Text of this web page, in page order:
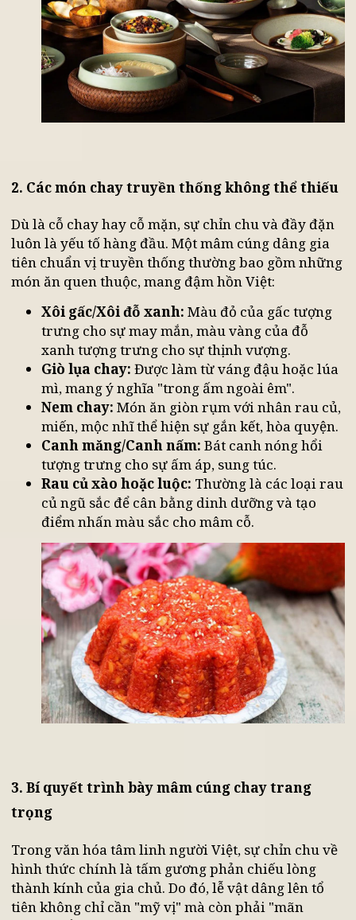
2. Các món chay truyền thống không thể thiếu
Dù là cỗ chay hay cỗ mặn, sự chỉn chu và đầy đặn
luôn là yếu tố hàng đầu. Một mâm cúng dâng gia
tiên chuẩn vị truyền thống thường bao gồm
món ăn quen thuộc, mang đậm hồn Việt:
Xôi gấc/Xôi đỗ xanh:Màu đỏ của gấc tượng
trưng cho sự may mắn, màu vàng của đỗ
xanh tượng trưng cho sự thịnh vượng.
Giò lụa chay:Được làm từ váng đậu hoặc lúa
mì, mang ý nghĩa "trong ấm ngoài êm".
Nem chay:Món ăn giòn rụm với nhân rau
miến, mộc nhĩ thể hiện sự gắn kết, hòa quyện.
Canh măng/Canh nấm:Bát canh nóng hổi
tượng trưng cho sự ấm áp, sung túc.
Rau củ xào hoặc luộc:Thường là các loại
củ ngũ sắc để cân bằng dinh dưỡng và tạo
điểm nhấn màu sắc cho mâm cỗ.
3. Bí quyết trình bày mâm cúng chay trang